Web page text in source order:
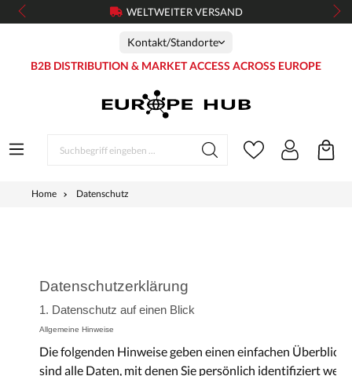
WELTWEITER VERSAND
Kontakt/Standorte
B2B DISTRIBUTION & MARKET ACCESS ACROSS EUROPE
Home Datenschutz
Datenschutzerklärung
1. Datenschutz auf einen Blick
Allgemeine Hinweise
Die folgenden Hinweise geben einen einfachen
sind alle Daten, mit denen Sie persönlich identifiziert